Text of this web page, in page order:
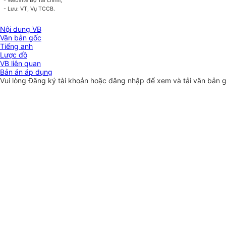
- Lưu: VT, Vụ TCCB.
Nội dung VB
Văn bản gốc
Tiếng anh
Lược đồ
VB liên quan
Bản án áp dụng
Vui lòngĐăng ký tài khoản hoặc đăng nhập để xem và tải văn bản